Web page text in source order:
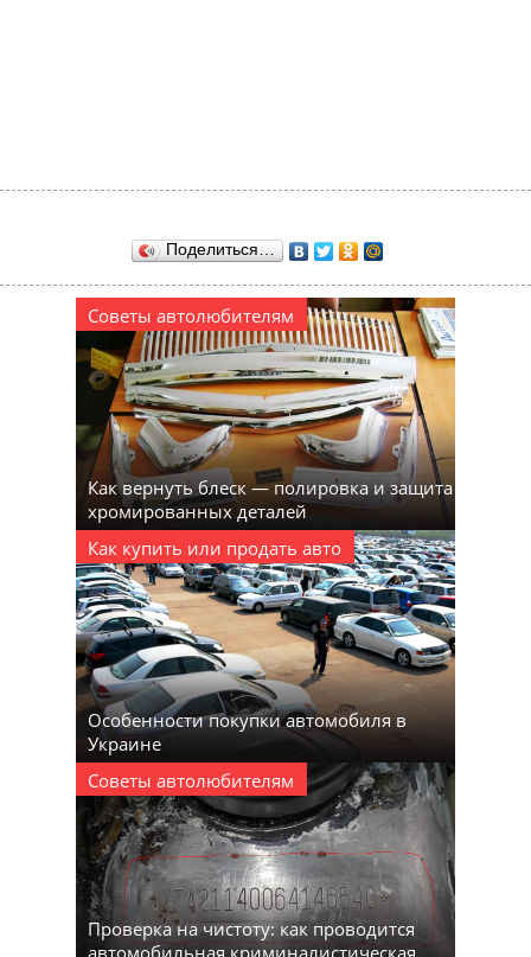
Поделиться…
Советы автолюбителям
Как вернуть блеск — полировка и защита
хромированных деталей
Как купить или продать авто
Особенности покупки автомобиля в
Украине
Советы автолюбителям
Проверка на чистоту: как проводится